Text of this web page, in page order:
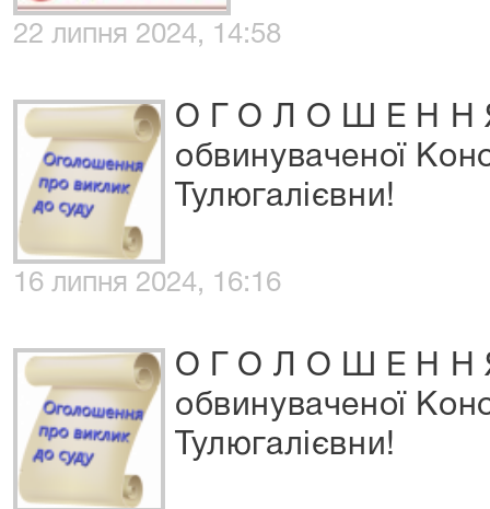
22 липня 2024, 14:58
О Г О Л О Ш Е Н Н Я
обвинуваченої
Тулюгалієвни!
16 липня 2024, 16:16
О Г О Л О Ш Е Н Н Я
обвинуваченої
Тулюгалієвни!